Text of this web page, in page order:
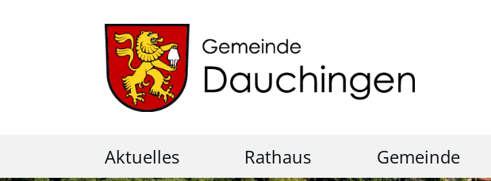
Aktuelles Rathaus Gemeinde